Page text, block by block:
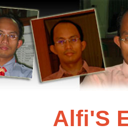
Alfi'S